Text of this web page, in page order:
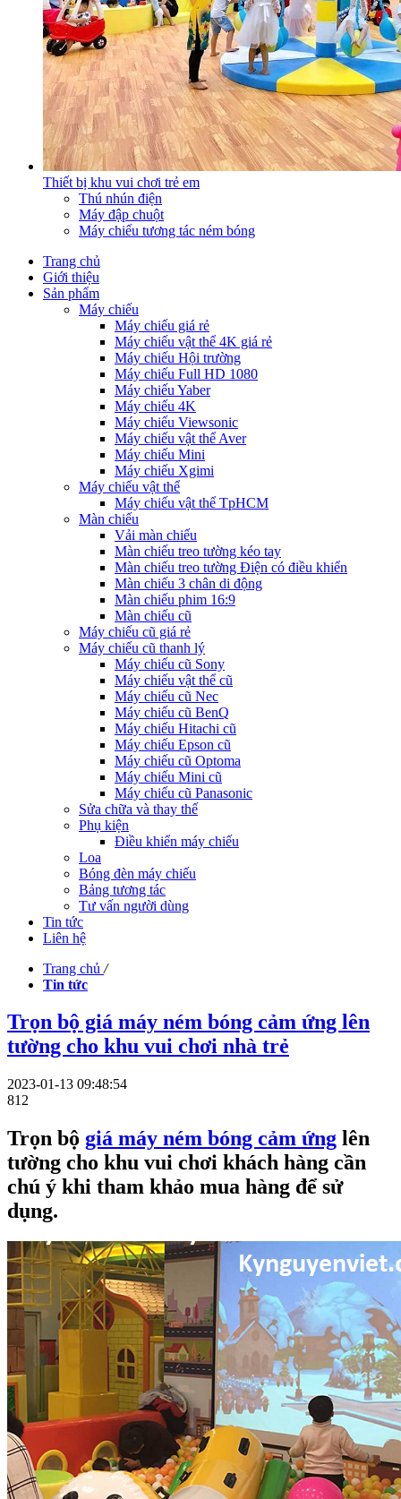
Thiết bị khu vui chơi trẻ em
Thú nhún điện
Máy đập chuột
Máy chiếu tương tác ném bóng
Trang chủ
Giới thiệu
Sản phẩm
Máy chiếu
Máy chiếu giá rẻ
Máy chiếu vật thể 4K giá rẻ
Máy chiếu Hội trường
Máy chiếu Full HD 1080
Máy chiếu Yaber
Máy chiếu 4K
Máy chiếu Viewsonic
Máy chiếu vật thể Aver
Máy chiếu Mini
Máy chiếu Xgimi
Máy chiếu vật thể
Máy chiếu vật thể TpHCM
Màn chiếu
Vải màn chiếu
Màn chiếu treo tường kéo tay
Màn chiếu treo tường Điện có điều khiển
Màn chiếu 3 chân di động
Màn chiếu phim 16:9
Màn chiếu cũ
Máy chiếu cũ giá rẻ
Máy chiếu cũ thanh lý
Máy chiếu cũ Sony
Máy chiếu vật thể cũ
Máy chiếu cũ Nec
Máy chiếu cũ BenQ
Máy chiếu Hitachi cũ
Máy chiếu Epson cũ
Máy chiếu cũ Optoma
Máy chiếu Mini cũ
Máy chiếu cũ Panasonic
Sửa chữa và thay thế
Phụ kiện
Điều khiển máy chiếu
Loa
Bóng đèn máy chiếu
Bảng tương tác
Tư vấn người dùng
Tin tức
Liên hệ
Trang chủ /
Tin tức
Trọn bộ giá máy ném bóng cảm ứng lên
tường cho khu vui chơi nhà trẻ
2023-01-13 09:48:54
812
Trọn bộ giá máy ném bóng cảm ứng lên
tường cho khu vui chơi khách hàng cần
chú ý khi tham khảo mua hàng để sử
dụng.